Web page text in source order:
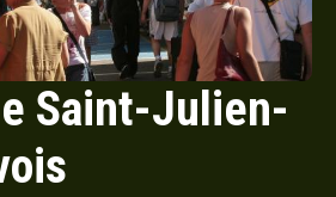
Saint-Julien-